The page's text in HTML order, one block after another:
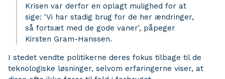
Krisen var derfor en oplagt mulighed for at
sige: 'Vi har stadig brug for de her ændringer,
så fortsæt med de gode vaner', påpeger
Kirsten Gram-Hanssen.
I stedet vendte politikerne deres fokus tilbage til de
teknologiske løsninger, selvom erfaringerne viser, at